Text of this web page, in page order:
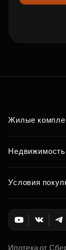
Жилые
Недвижимость
Условия
Ипотека от